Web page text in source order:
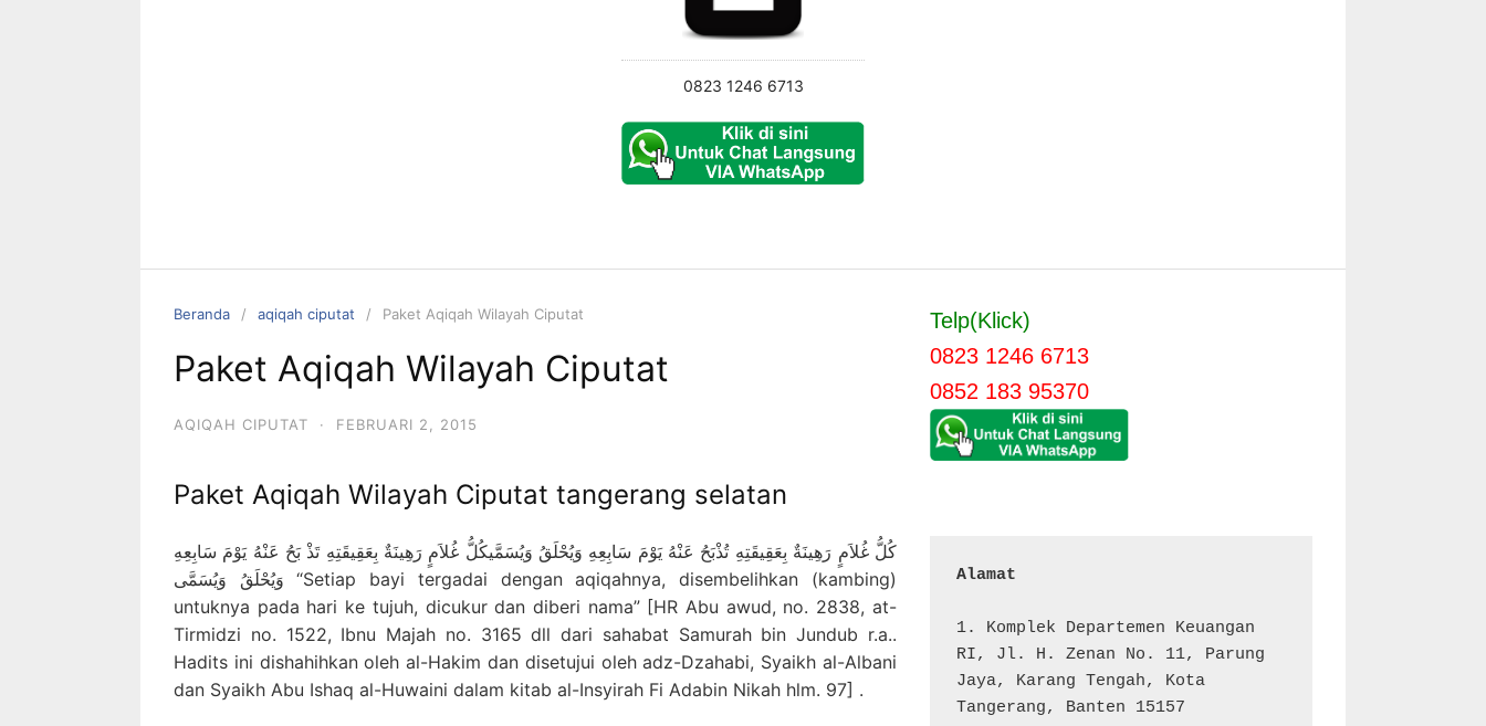
0823 1246 6713
Beranda aqiqah ciputat Paket Aqiqah Wilayah Ciputat
Paket Aqiqah Wilayah Ciputat
AQIQAH CIPUTAT · FEBRUARI 2, 2015
Paket Aqiqah Wilayah Ciputat tangerang selatan
كُلُّ غُلاَمٍ رَهِينَةٌ بِعَقِيقَتِهِ تُذْبَحُ عَنْهُ يَوْمَ سَابِعِهِ وَيُحْلَقُ وَيُسَمَّيكُلُّ غُلاَمٍ رَهِينَةٌ بِعَقِيقَتِهِ تَذْ بَحُ عَنْهُ يَوْمَ سَابِعِهِ
وَيُحْلَقُ وَيُسَمَّى “Setiap bayi tergadai dengan aqiqahnya, disembelihkan (kambing)
untuknya pada hari ke tujuh, dicukur dan diberi nama” [HR Abu awud, no. 2838, at-
Tirmidzi no. 1522, Ibnu Majah no. 3165 dll dari sahabat Samurah bin Jundub r.a..
Hadits ini dishahihkan oleh al-Hakim dan disetujui oleh adz-Dzahabi, Syaikh al-Albani
dan Syaikh Abu Ishaq al-Huwaini dalam kitab al-Insyirah Fi Adabin Nikah hlm. 97] .
Telp(Klick)
0823 1246 6713
0852 183 95370
Alamat
1. Komplek Departemen Keuangan
RI, Jl. H. Zenan No. 11, Parung
Jaya, Karang Tengah, Kota
Tangerang, Banten 15157